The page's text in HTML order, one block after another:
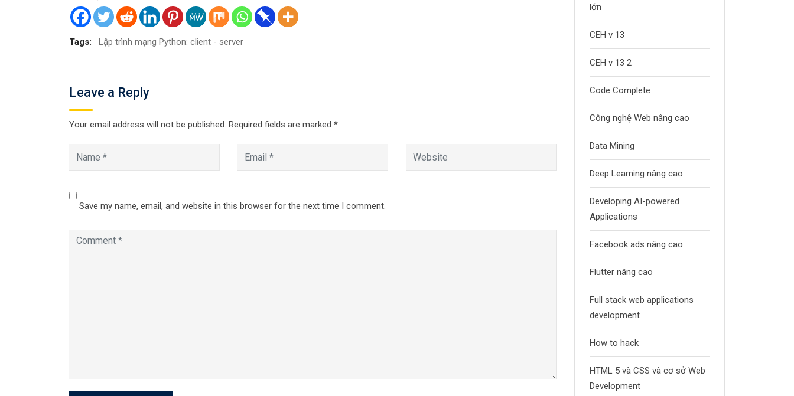
Tags: Lập trình mạng Python: client - server
Leave a Reply
Your email address will not be published. Required fields are marked *
Save my name, email, and website in this browser for the next time I comment.
lớn
CEH v 13
CEH v 13 2
Code Complete
Công nghệ Web nâng cao
Data Mining
Deep Learning nâng cao
Developing AI-powered
Applications
Facebook ads nâng cao
Flutter nâng cao
Full stack web applications
development
How to hack
HTML 5 và CSS và cơ sở Web
Development